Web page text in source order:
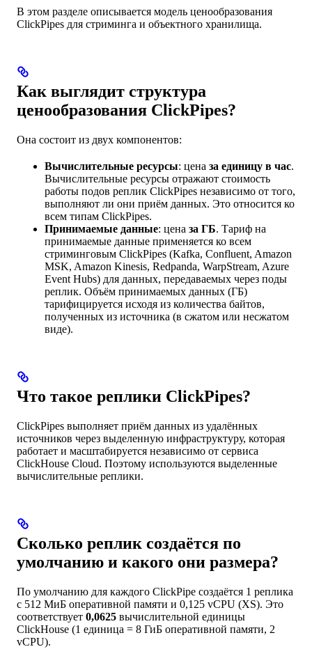
В этом разделе описывается модель ценообразования
ClickPipes для стриминга и объектного хранилища.
Как выглядит структура
ценообразования ClickPipes?
Она состоит из двух компонентов:
Вычислительные ресурсы: цена за единицу в час.
Вычислительные ресурсы отражают стоимость
работы подов реплик ClickPipes независимо от того,
выполняют ли они приём данных. Это относится ко
всем типам ClickPipes.
Принимаемые данные: цена за ГБ. Тариф на
принимаемые данные применяется ко всем
стриминговым ClickPipes (Kafka, Confluent, Amazon
MSK, Amazon Kinesis, Redpanda, WarpStream, Azure
Event Hubs) для данных, передаваемых через поды
реплик. Объём принимаемых данных (ГБ)
тарифицируется исходя из количества байтов,
полученных из источника (в сжатом или несжатом
виде).
Что такое реплики ClickPipes?
ClickPipes выполняет приём данных из удалённых
источников через выделенную инфраструктуру, которая
работает и масштабируется независимо от сервиса
ClickHouse Cloud. Поэтому используются выделенные
вычислительные реплики.
Сколько реплик создаётся по
умолчанию и какого они размера?
По умолчанию для каждого ClickPipe создаётся 1 реплика
с 512 МиБ оперативной памяти и 0,125 vCPU (XS). Это
соответствует 0,0625 вычислительной единицы
ClickHouse (1 единица = 8 ГиБ оперативной памяти, 2
vCPU).